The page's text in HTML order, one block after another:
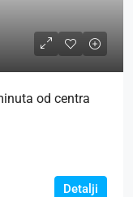
od centra
Detalji